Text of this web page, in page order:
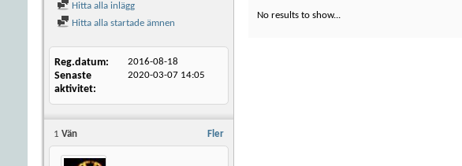
Hitta alla inlägg
Hitta alla startade ämnen
Reg.datum 2016-08-18
Senaste
aktivitet
2020-03-07 14:05
Fler
1 Vän
No results to show...